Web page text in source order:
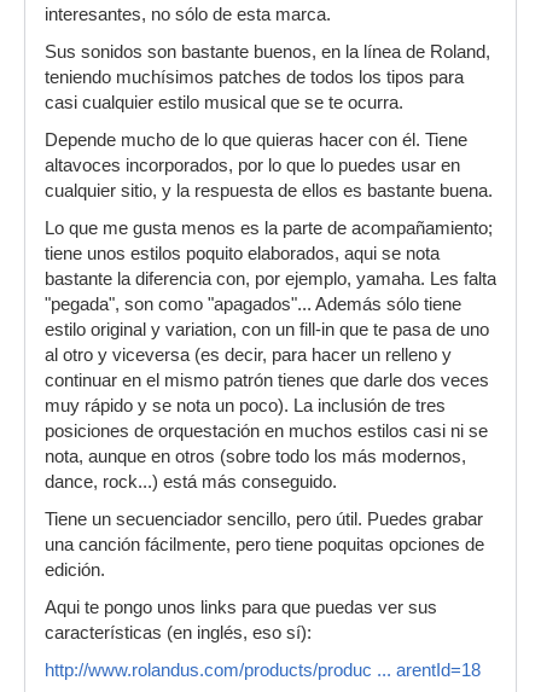
interesantes, no sólo de esta marca.
Sus sonidos son bastante buenos, en la línea de Roland,
teniendo muchísimos patches de todos los tipos para
casi cualquier estilo musical que se te ocurra.
Depende mucho de lo que quieras hacer con él. Tiene
altavoces incorporados, por lo que lo puedes usar en
cualquier sitio, y la respuesta de ellos es bastante buena.
Lo que me gusta menos es la parte de acompañamiento;
tiene unos estilos poquito elaborados, aqui se nota
bastante la diferencia con, por ejemplo, yamaha. Les falta
"pegada", son como "apagados"... Además sólo tiene
estilo original y variation, con un fill-in que te pasa de uno
al otro y viceversa (es decir, para hacer un relleno y
continuar en el mismo patrón tienes que darle dos veces
muy rápido y se nota un poco). La inclusión de tres
posiciones de orquestación en muchos estilos casi ni se
nota, aunque en otros (sobre todo los más modernos,
dance, rock...) está más conseguido.
Tiene un secuenciador sencillo, pero útil. Puedes grabar
una canción fácilmente, pero tiene poquitas opciones de
edición.
Aqui te pongo unos links para que puedas ver sus
características (en inglés, eso sí):
http://www.rolandus.com/products/produc ... arentId=18